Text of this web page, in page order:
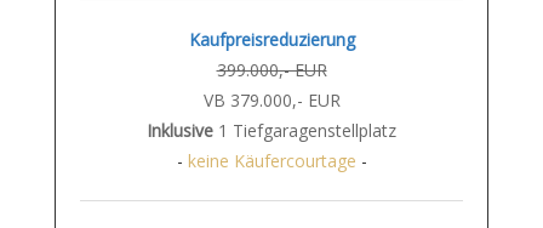
Kaufpreisreduzierung
399.000,- EUR
VB 379.000,- EUR
Inklusive 1 Tiefgaragenstellplatz
- keine Käufercourtage -